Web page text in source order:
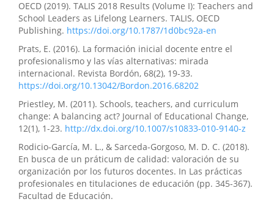
OECD (2019). TALIS 2018 Results (Volume I): Teachers and
School Leaders as Lifelong Learners. TALIS, OECD
Publishing. https://doi.org/10.1787/1d0bc92a-en
Prats, E. (2016). La formación inicial docente entre el
profesionalismo y las vías alternativas: mirada
internacional. Revista Bordón, 68(2), 19-33.
https://doi.org/10.13042/Bordon.2016.68202
Priestley, M. (2011). Schools, teachers, and curriculum
change: A balancing act? Journal of Educational Change,
12(1), 1-23. http://dx.doi.org/10.1007/s10833-010-9140-z
Rodicio-García, M. L., & Sarceda-Gorgoso, M. D. C. (2018).
En busca de un práticum de calidad: valoración de su
organización por los futuros docentes. In Las prácticas
profesionales en titulaciones de educación (pp. 345-367).
Facultad de Educación.